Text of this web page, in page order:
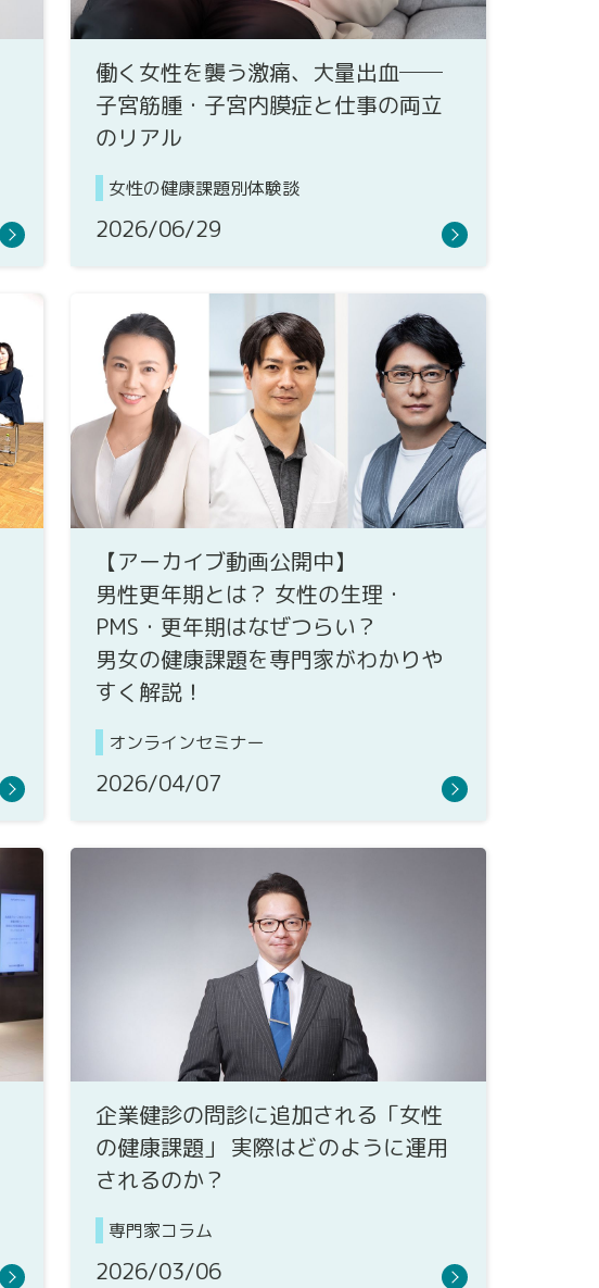
働く女性を襲う激痛、大量出血──
子宮筋腫・子宮内膜症と仕事の両立
のリアル
女性の健康課題別体験談
2026/06/29
【アーカイブ動画公開中】
男性更年期とは？ 女性の生理・
PMS・更年期はなぜつらい？
男女の健康課題を専門家がわかりや
すく解説！
オンラインセミナー
2026/04/07
企業健診の問診に追加される「女性
の健康課題」 実際はどのように運用
されるのか？
専門家コラム
2026/03/06